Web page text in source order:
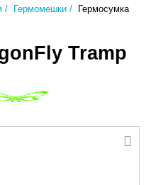
Гермомешки
Гермосумка
Tramp